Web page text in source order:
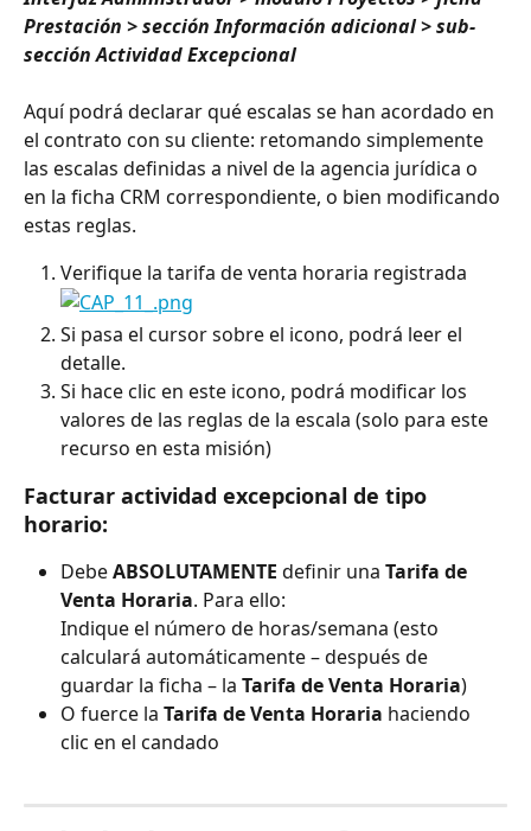
Prestación > sección Información adicional > sub-
sección Actividad Excepcional
Aquí podrá declarar qué escalas se han acordado en
el contrato con su cliente: retomando simplemente
las escalas definidas a nivel de la agencia jurídica o
en la ficha CRM correspondiente, o bien modificando
estas reglas.
Verifique la tarifa de venta horaria registrada
Si pasa el cursor sobre el icono, podrá leer el
detalle.
Si hace clic en este icono, podrá modificar los
valores de las reglas de la escala (solo para este
recurso en esta misión)
Facturar actividad excepcional de tipo
horario:
Debe ABSOLUTAMENTE definir una Tarifa de
Venta Horaria. Para ello:
Indique el número de horas/semana (esto
calculará automáticamente – después de
guardar la ficha – la Tarifa de Venta Horaria)
O fuerce la Tarifa de Venta Horaria haciendo
clic en el candado